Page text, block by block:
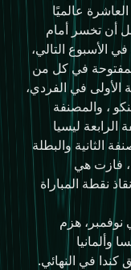
عالميًا
أن تخسر أمام
الأسبوع التالي،
في كل من
الأولى في الفردي،
، والمصنفة
الرابعة ليسيا
الثانية والبطلة
، فازت هي
نقطة المباراة
هزم
وألمانيا
كندا في النهائي.